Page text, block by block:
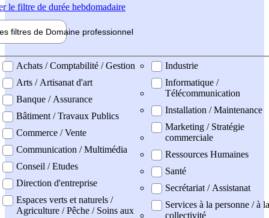
le filtre de durée hebdomadaire
filtres de Domaine professionnel
professionel
Achats / Comptabilité / Gestion
Arts / Artisanat d'art
Banque / Assurance
Bâtiment / Travaux Publics
Commerce / Vente
Communication / Multimédia
Conseil / Etudes
Direction d'entreprise
Espaces verts et naturels /
Agriculture / Pêche / Soins aux
Industrie
Informatique /
Télécommunication
Installation / Maintenance
Marketing / Stratégie
commerciale
Ressources Humaines
Santé
Secrétariat / Assistanat
Services à la personne / à la
collectivité